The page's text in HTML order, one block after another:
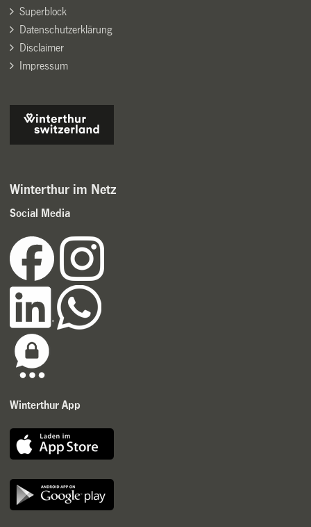
Superblock
Datenschutzerklärung
Disclaimer
Impressum
Winterthur im Netz
Social Media
Winterthur App